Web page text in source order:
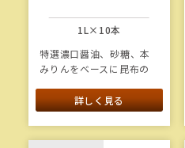
1L×10本
特選濃口醤油、砂糖、本
みりんをベースに昆布の
クで家庭的な味の煮魚の
たれです。
1本当たり重量：1.3kg
詳しく見る